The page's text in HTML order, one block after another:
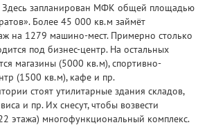
Здесь запланирован МФК общей площадью
Более 45 000 кв.м займёт
на 1279 машино-мест. Примерно столько
под бизнес-центр. На остальных
магазины (5000 кв.м), спортивно-
(1500 кв.м), кафе и пр.
стоят утилитарные здания складов,
и пр. Их снесут, чтобы возвести
этажа) многофункциональный комплекс.